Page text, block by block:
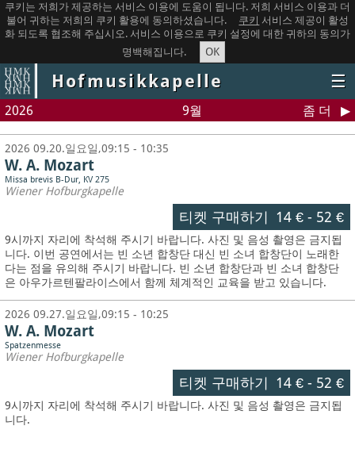
쿠키는 저희가 제공하는 서비스 이용에 도움이 됩니다. 저희 서비스 이용과 더
불어 귀하는 저희의 쿠키 활용에 동의하셨습니다.
쿠키 서비스 제공이 활성
화 되도록 협조해 주십시오. 서비스 이용으로 쿠키 설정에 대한 귀하의 동의가
명백해집니다.
OK
Hofmusikkapelle ☰
2026 9월 좀 더
2026 09.20.일요일,09:15 - 10:35
W. A. Mozart
Missa brevis B-Dur, KV 275
Wiener Hofburgkapelle
티켓 구매하기 14 €- 52 €
9시까지 자리에 착석해 주시기 바랍니다. 사진 및 음성 촬영은 금지됩
니다. 이번 공연에서는 빈 소년 합창단 대신 빈 소녀 합창단이 노래한
다는 점을 유의해 주시기 바랍니다. 빈 소년 합창단과 빈 소녀 합창단
은 아우가르텐팔라이스에서 함께 체계적인 교육을 받고 있습니다.
2026 09.27.일요일,09:15 - 10:25
W. A. Mozart
Spatzenmesse
Wiener Hofburgkapelle
티켓 구매하기 14 €- 52 €
9시까지 자리에 착석해 주시기 바랍니다. 사진 및 음성 촬영은 금지됩
니다.